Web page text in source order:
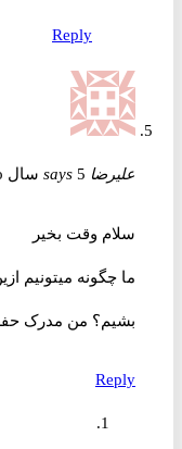
Reply
علیرضا says 5 سال ago
سلام وقت بخیر
ما چگونه میتونیم
بشیم؟ من مدرک حفظ درجه ۳ رو دارم. کجا
Reply